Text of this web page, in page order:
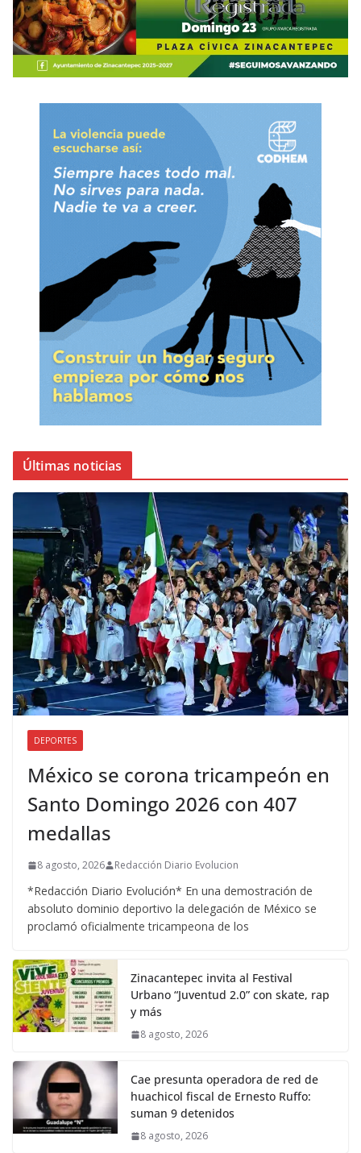
Últimas noticias
DEPORTES
México se corona tricampeón en
Santo Domingo 2026 con 407
medallas
8 agosto, 2026 Redacción Diario Evolucion
*Redacción Diario Evolución* En una demostración de
absoluto dominio deportivo la delegación de México se
proclamó oficialmente tricampeona de los
Zinacantepec invita al Festival
Urbano “Juventud 2.0” con skate, rap
y más
8 agosto, 2026
Cae presunta operadora de red de
huachicol fiscal de Ernesto Ruffo:
suman 9 detenidos
8 agosto, 2026